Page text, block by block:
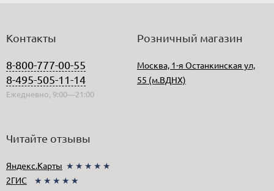
Контакты
8-800-777-00-55
8-495-505-11-14
Ежедневно, 9:00—21:00
Розничный магазин
Москва, 1-я Останкинская ул,
55 (м.ВДНХ)
Читайте отзывы
Яндекс.Карты ★★★★★
2ГИС
★★★★★